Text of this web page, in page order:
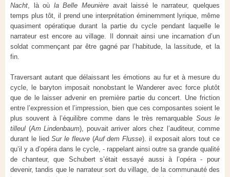
Nacht, là où la Belle Meunière avait laissé le narrateur, quelques
temps plus tôt, il prend une interprétation éminemment lyrique, même
quasiment opératique durant la partie du cycle pendant laquelle le
narrateur est encore au village. Il donnait ainsi une incarnation d’un
soldat commençant par être gagné par l’habitude, la lassitude, et la
fin.
Traversant autant que délaissant les émotions au fur et à mesure du
cycle, le baryton imposait nonobstant le Wanderer avec force plutôt
que de le laisser advenir en première partie du concert. Une friction
entre l’expression et l’impression, bien que ces composantes soient le
plus souvent à l’équilibre comme dans le très remarquable Sous le
tilleul (Am Lindenbaum), pouvait arriver alors chez l’auditeur, comme
durant le liedSur le fleuve(Auf dem Flusse). il exposait alors tout ce
qu’il y a d’opéra dans le cycle, - rappelant ainsi outre sa grande qualité
de chanteur, que Schubert s’était essayé aussi à l’opéra - pour
devenir, tandis que le narrateur sort du village, de la communauté des